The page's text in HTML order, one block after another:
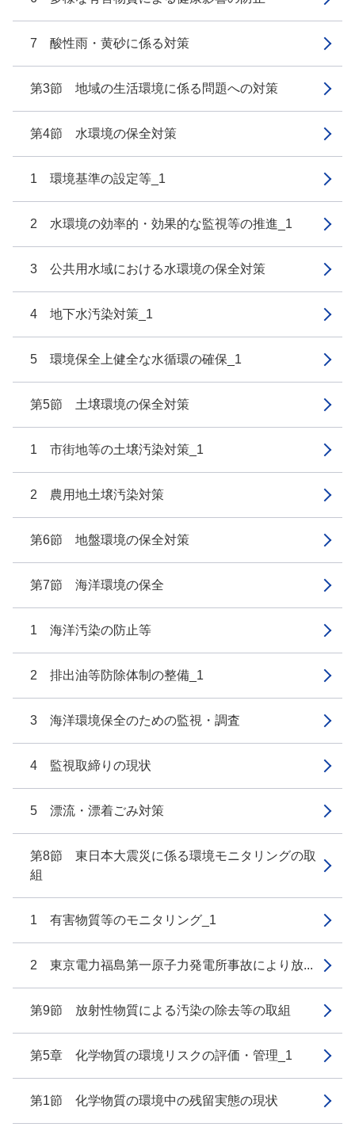
7 酸性雨・黄砂に係る対策
第3節 地域の生活環境に係る問題への対策
第4節 水環境の保全対策
1 環境基準の設定等_1
2 水環境の効率的・効果的な監視等の推進_1
3 公共用水域における水環境の保全対策
4 地下水汚染対策_1
5 環境保全上健全な水循環の確保_1
第5節 土壌環境の保全対策
1 市街地等の土壌汚染対策_1
2 農用地土壌汚染対策
第6節 地盤環境の保全対策
第7節 海洋環境の保全
1 海洋汚染の防止等
2 排出油等防除体制の整備_1
3 海洋環境保全のための監視・調査
4 監視取締りの現状
5 漂流・漂着ごみ対策
第8節 東日本大震災に係る環境モニタリングの取
組
1 有害物質等のモニタリング_1
2 東京電力福島第一原子力発電所事故により放...
第9節 放射性物質による汚染の除去等の取組
第5章 化学物質の環境リスクの評価・管理_1
第1節 化学物質の環境中の残留実態の現状